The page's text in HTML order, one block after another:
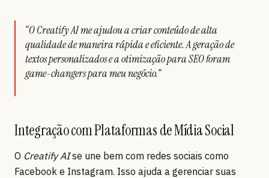
“O Creatify AI me ajudou a criar conteúdo de alta
qualidade de maneira rápida e eficiente. A geração de
textos personalizados e a otimização para SEO foram
game-changers para meu negócio.”
Integração com Plataformas de Mídia Social
O Creatify AIse une bem com redes sociais como
Facebook e Instagram. Isso ajuda a gerenciar suas